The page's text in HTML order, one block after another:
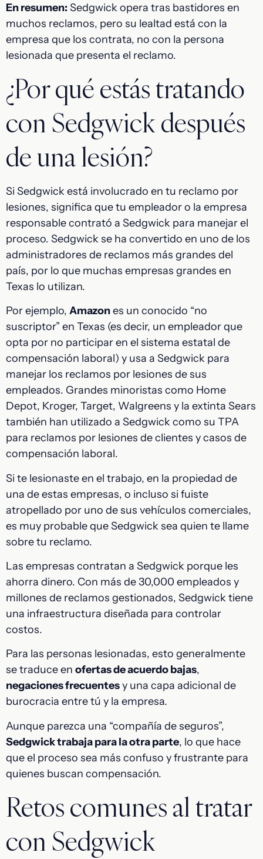
En resumen: Sedgwick opera tras bastidores en
muchos reclamos, pero su lealtad está con la
empresa que los contrata, no con la persona
lesionada que presenta el reclamo.
¿Por qué estás tratando
con Sedgwick después
de una lesión?
Si Sedgwick está involucrado en tu reclamo por
lesiones, significa que tu empleador o la empresa
responsable contrató a Sedgwick para manejar el
proceso. Sedgwick se ha convertido en uno de los
administradores de reclamos más grandes del
país, por lo que muchas empresas grandes en
Texas lo utilizan.
Por ejemplo, Amazones un conocido “no
suscriptor” en Texas (es decir, un empleador que
opta por no participar en el sistema estatal de
compensación laboral) y usa a Sedgwick para
manejar los reclamos por lesiones de sus
empleados. Grandes minoristas como Home
Depot, Kroger, Target, Walgreens y la extinta Sears
también han utilizado a Sedgwick como su TPA
para reclamos por lesiones de clientes y casos de
compensación laboral.
Si te lesionaste en el trabajo, en la propiedad de
una de estas empresas, o incluso si fuiste
atropellado por uno de sus vehículos comerciales,
es muy probable que Sedgwick sea quien te llame
sobre tu reclamo.
Las empresas contratan a Sedgwick porque les
ahorra dinero. Con más de 30,000 empleados y
millones de reclamos gestionados, Sedgwick tiene
una infraestructura diseñada para controlar
costos.
Para las personas lesionadas, esto generalmente
se traduce en ofertas de acuerdo bajas,
negaciones frecuentesy una capa adicional de
burocracia entre tú y la empresa.
Aunque parezca una “compañía de seguros”,
Sedgwick trabaja para la otra parte, lo que hace
que el proceso sea más confuso y frustrante para
quienes buscan compensación.
Retos comunes al tratar
con Sedgwick